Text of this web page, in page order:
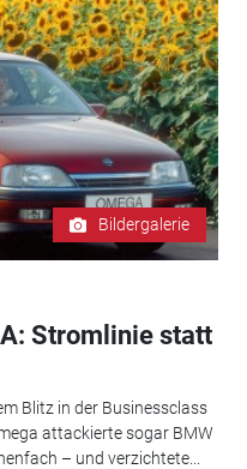
Bildergalerie
Stromlinie statt
Blitz in der Businessclass
attackierte sogar BMW
– und verzichtete...